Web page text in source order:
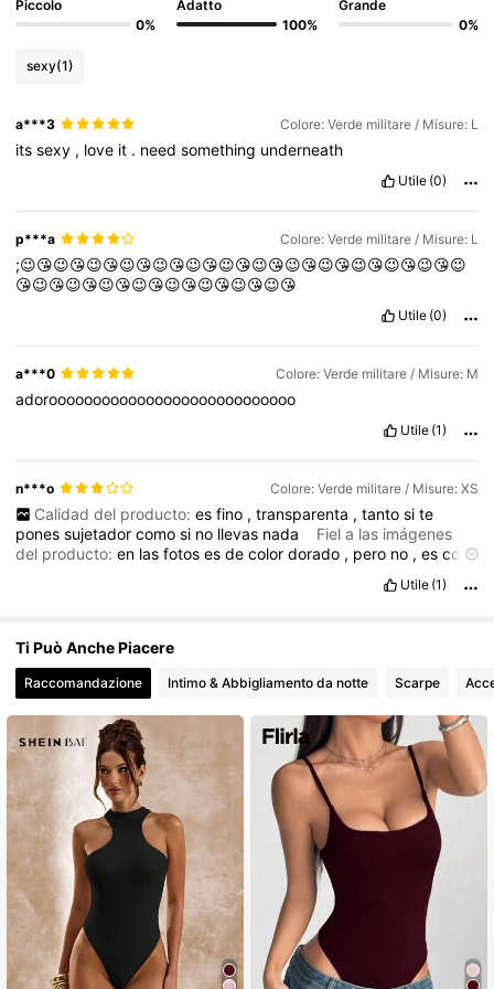
164K Follower
4.74 164K Follower
Piccolo
0%
Adatto
100%
Grande
0%
sexy(1)
a***3 Colore: Verde militare / Misure: L
itssexy , love it . needsomething underneath
Utile (0)
p***a Colore: Verde militare / Misure: L
;😉😘😉😘😉😘😉😘😉😘😉😘😉😘😉😘😉😘😉😘😉😘😉😘😉😘😉
😘😉😘😉😘😉😘😉😘😉😘😉😘😉😘😉😘
Utile (0)
a***0 Colore: Verde militare / Misure: M
adoroooooooooooooooooooooooooooo
Utile (1)
n***o Colore: Verde militare / Misure: XS
Calidad del producto: es fino , transparenta , tanto si te
ponessujetadorcomosi no llevas nada
Fiel a las imágenes
del producto:en lasfotosesdecolordorado , pero no ,escolor
Utile (1)
Ti Può Anche Piacere
Raccomandazione Intimo & Abbigliamento da notte Scarpe